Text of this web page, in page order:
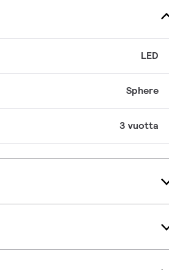
LED
Sphere
3 vuotta